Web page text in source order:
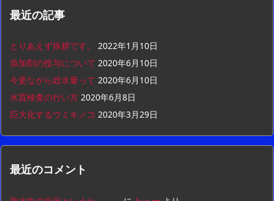
最近の記事
とりあえず挨拶です。
2022年1月10日
添加剤の投与について 2020年6月10日
今更ながら総水量って 2020年6月10日
水質検査の行い方 2020年6月8日
巨大化するウミキノコ 2020年3月29日
最近のコメント